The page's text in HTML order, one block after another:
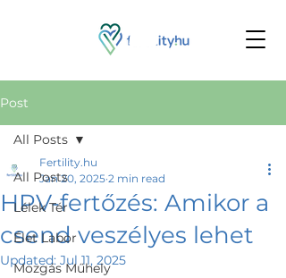
Post
All Posts
Lélek Tér
Élet Labor
Mozgás Műhely
All Posts
HPV-fertőzés: Amikor a
csend veszélyes lehet
Fertility.hu
Jan 20, 2025 2 min read
Updated: Jul 11, 2025